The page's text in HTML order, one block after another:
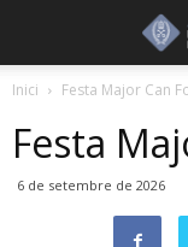
Inici Festa Major Can
Festa
6 de setembre de 2026